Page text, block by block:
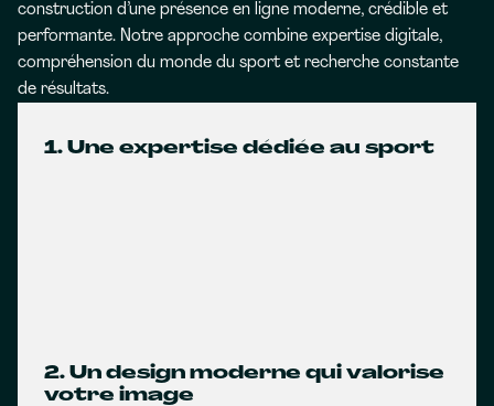
construction d’une présence en ligne moderne, crédible et
performante. Notre approche combine expertise digitale,
compréhension du monde du sport et recherche constante
de résultats.
1. Une expertise dédiée au sport
2. Un design moderne qui valorise
votre image